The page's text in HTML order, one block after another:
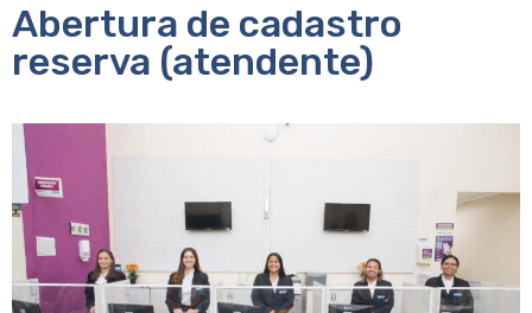
Abertura de cadastro
reserva (atendente)